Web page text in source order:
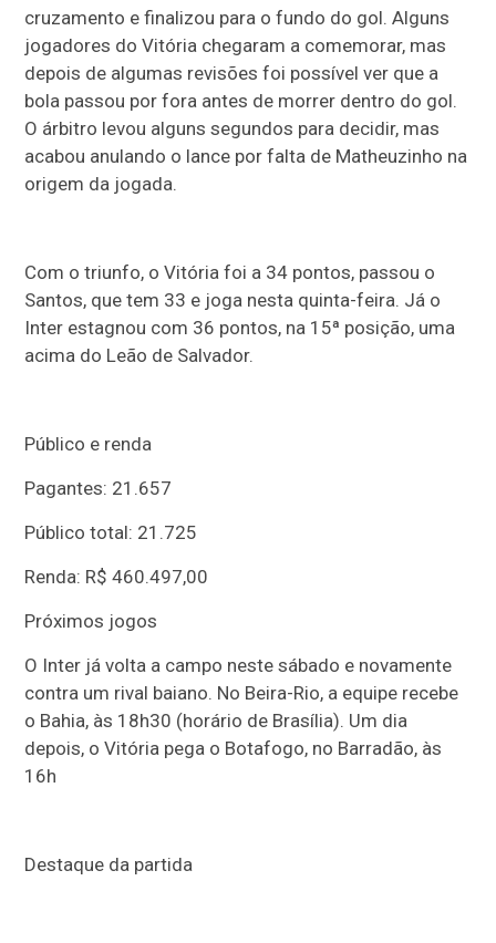
cruzamento e finalizou para o fundo do gol. Alguns
jogadores do Vitória chegaram a comemorar, mas
depois de algumas revisões foi possível ver que a
bola passou por fora antes de morrer dentro do gol.
O árbitro levou alguns segundos para decidir, mas
acabou anulando o lance por falta de Matheuzinho na
origem da jogada.
Com o triunfo, o Vitória foi a 34 pontos, passou o
Santos, que tem 33 e joga nesta quinta-feira. Já o
Inter estagnou com 36 pontos, na 15ª posição, uma
acima do Leão de Salvador.
Público e renda
Pagantes: 21.657
Público total: 21.725
Renda: R$ 460.497,00
Próximos jogos
O Inter já volta a campo neste sábado e novamente
contra um rival baiano. No Beira-Rio, a equipe recebe
o Bahia, às 18h30 (horário de Brasília). Um dia
depois, o Vitória pega o Botafogo, no Barradão, às
16h
Destaque da partida